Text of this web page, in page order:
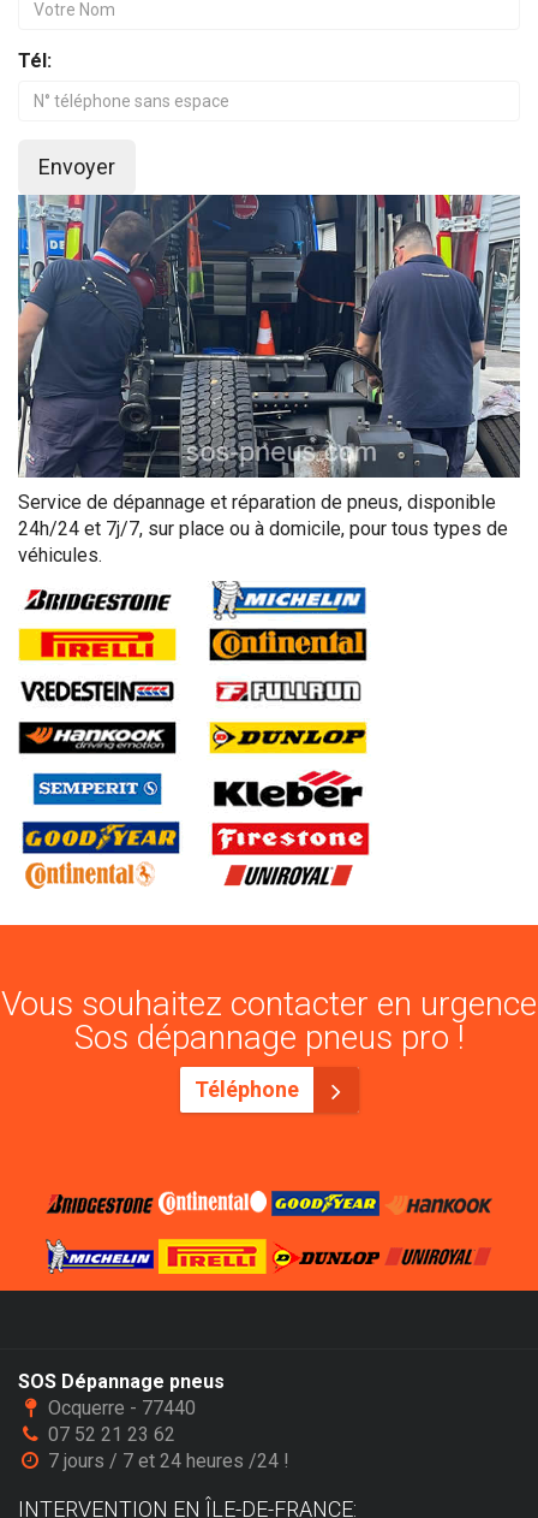
Tél:
Envoyer
Service de dépannage et réparation de pneus, disponible
24h/24 et 7j/7, sur place ou à domicile, pour tous types de
véhicules.
Vous souhaitez contacter en urgence
Sos dépannage pneus pro !
Téléphone
SOS Dépannage pneus
Ocquerre - 77440
07 52 21 23 62
7 jours / 7 et 24 heures /24 !
INTERVENTION EN ÎLE-DE-FRANCE: